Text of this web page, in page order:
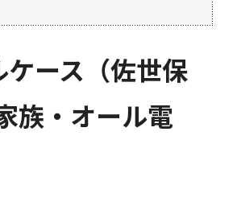
ース（佐世保
族・オール電